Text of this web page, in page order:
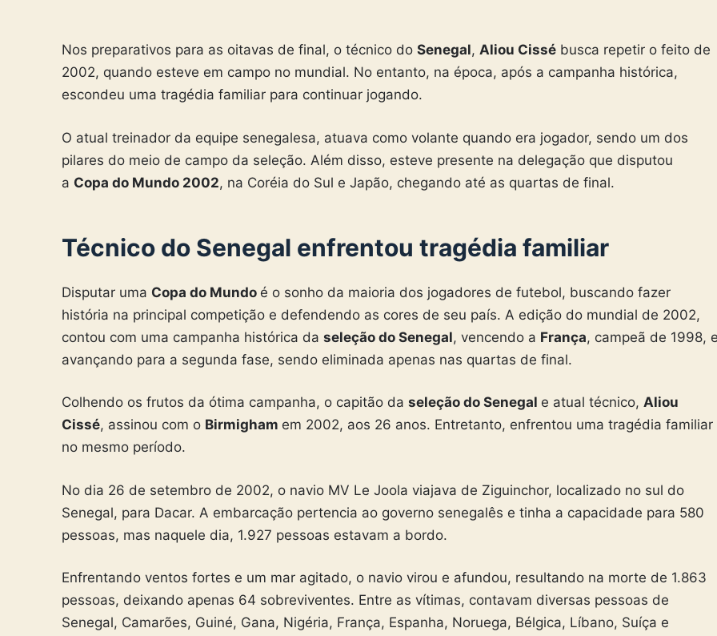
Nos preparativos para as oitavas de final, o técnico do Senegal, Aliou Cissé busca repetir o feito de
2002, quando esteve em campo no mundial. No entanto, na época, após a campanha histórica,
escondeu uma tragédia familiar para continuar jogando.
O atual treinador da equipe senegalesa, atuava como volante quando era jogador, sendo um dos
pilares do meio de campo da seleção. Além disso, esteve presente na delegação que disputou
a Copa do Mundo 2002, na Coréia do Sul e Japão, chegando até as quartas de final.
Técnico do Senegal enfrentou tragédia familiar
Disputar uma Copa do Mundo é o sonho da maioria dos jogadores de futebol, buscando fazer
história na principal competição e defendendo as cores de seu país. A edição do mundial de 2002,
contou com uma campanha histórica da seleção do Senegal, vencendo a França, campeã de 1998,
avançando para a segunda fase, sendo eliminada apenas nas quartas de final.
Colhendo os frutos da ótima campanha, o capitão da seleção do Senegal e atual técnico, Aliou
Cissé, assinou com o Birmigham em 2002, aos 26 anos. Entretanto, enfrentou uma tragédia familiar
no mesmo período.
No dia 26 de setembro de 2002, o navio MV Le Joola viajava de Ziguinchor, localizado no sul do
Senegal, para Dacar. A embarcação pertencia ao governo senegalês e tinha a capacidade para 580
pessoas, mas naquele dia, 1.927 pessoas estavam a bordo.
Enfrentando ventos fortes e um mar agitado, o navio virou e afundou, resultando na morte de 1.863
pessoas, deixando apenas 64 sobreviventes. Entre as vítimas, contavam diversas pessoas de
Senegal, Camarões, Guiné, Gana, Nigéria, França, Espanha, Noruega, Bélgica, Líbano, Suíça e